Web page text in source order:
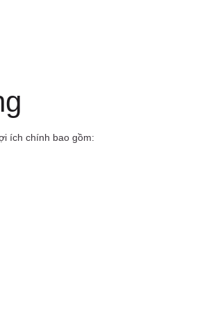
ích chính bao gồm: